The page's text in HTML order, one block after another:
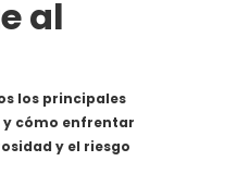
al
los principales
y cómo enfrentar
y el riesgo